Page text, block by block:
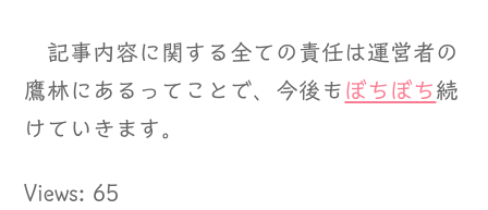
記事内容に関する全ての責任は運営者の
鷹林にあるってことで、今後も ぼちぼち 続
けていきます。
Views: 65